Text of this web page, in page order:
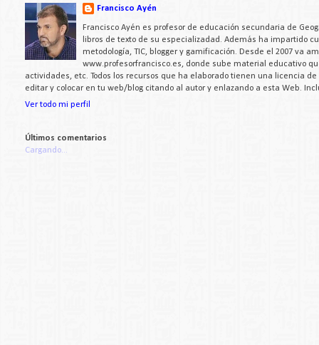
Francisco Ayén
Francisco Ayén es profesor de educación secundaria de
libros de texto de su especializadad. Además ha impartido
metodología, TIC, blogger y gamificación. Desde el 2007 va
www.profesorfrancisco.es, donde sube material educativo
actividades, etc. Todos los recursos que ha elaborado tienen una licencia
editar y colocar en tu web/blog citando al autor y enlazando a esta Web.
Ver todo mi perfil
Últimos comentarios
Cargando...